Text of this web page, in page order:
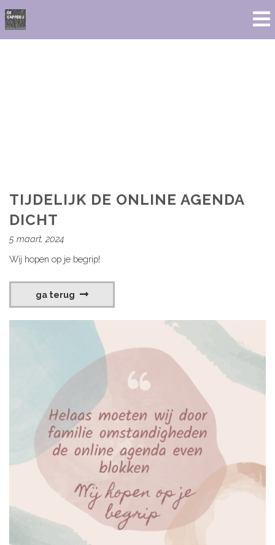
TIJDELIJK DE ONLINE AGENDA
DICHT
5 maart, 2024
Wij hopen op je begrip!
ga terug